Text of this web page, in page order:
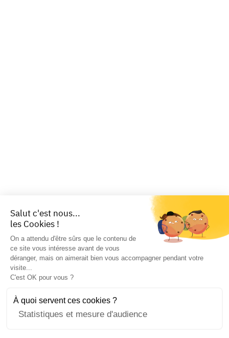
Salut c'est nous...
les Cookies !
On a attendu d'être sûrs que le contenu de
ce site vous intéresse avant de vous
déranger, mais on aimerait bien vous accompagner pendant votre
visite...
C'est OK pour vous ?
À quoi servent ces cookies ?
Statistiques et mesure d'audience